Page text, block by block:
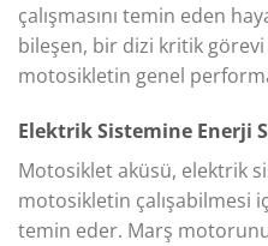
çalışmasını temin eden
bileşen, bir dizi kritik
motosikletin genel
Elektrik Sistemine Enerji
Motosiklet aküsü, elektrik
motosikletin çalışabilmesi
temin eder. Marş motorunu